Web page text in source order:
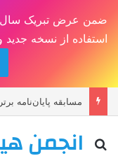
ضمن عرض تبریک سال
استفاده از نسخه جدید
مسابقه پايان‌نامه برتر 1405 (هشتمين يادواره دکتر حسين صدقی)
انجمن
جستجو برای